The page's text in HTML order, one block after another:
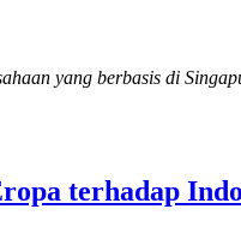
yang berbasis di
terhadap